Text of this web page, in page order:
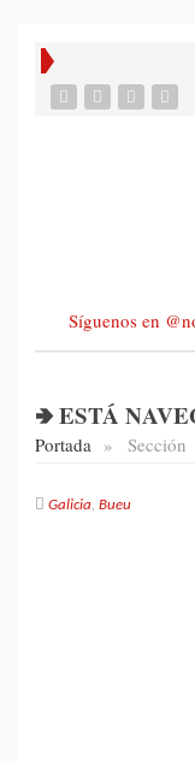
Síguenos en
🢂 ESTÁ
Portada » Sección
Galicia, Bueu